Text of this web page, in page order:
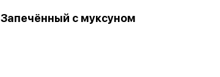
Запечённый с муксуном